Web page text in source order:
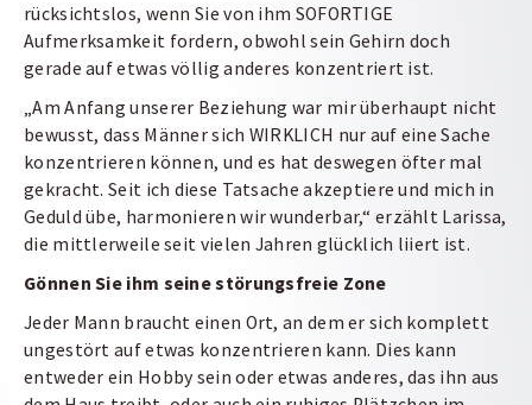
rücksichtslos, wenn Sie von ihm SOFORTIGE
Aufmerksamkeit fordern, obwohl sein Gehirn doch
gerade auf etwas völlig anderes konzentriert ist.
„Am Anfang unserer Beziehung war mir überhaupt nicht
bewusst, dass Männer sich WIRKLICH nur auf eine Sache
konzentrieren können, und es hat deswegen öfter mal
gekracht. Seit ich diese Tatsache akzeptiere und mich in
Geduld übe, harmonieren wir wunderbar,“ erzählt Larissa,
die mittlerweile seit vielen Jahren glücklich liiert ist.
Gönnen Sie ihm seine störungsfreie Zone
Jeder Mann braucht einen Ort, an dem er sich komplett
ungestört auf etwas konzentrieren kann. Dies kann
entweder ein Hobby sein oder etwas anderes, das ihn aus